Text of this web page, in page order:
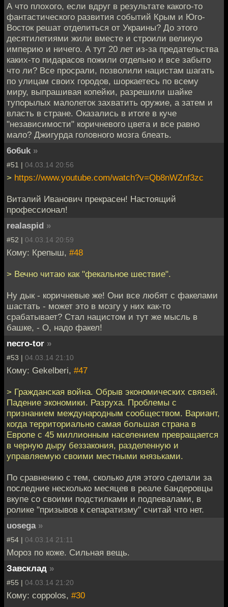
А что плохого, если вдруг в результате какого-то
фантастического развития событий Крым и Юго-
Восток решат отделиться от Украины? До этого
десятилетиями жили вместе и строили великую
империю и ничего. А тут 20 лет из-за предательства
каких-то пидарасов пожили отдельно и все забыто
что ли? Все просрали, позволили нацистам шагать
по улицам своих городов, шоркаетесь по всему
миру, выпрашивая копейки, разрешили шайке
тупорылых малолеток захватить оружие, а затем и
власть в стране. Оказались в итоге в куче
"независимости" коричневого цвета и все равно
мало? Джигурда головного мозга блеать.
6o6uk »
#51 | 04.03.14 20:56
> https://www.youtube.com/watch?v=Qb8nWZnf3zc
Виталий Иванович прекрасен! Настоящий
профессионал!
realaspid »
#52 | 04.03.14 20:59
Кому: Крепыш, #48
> Вечно читаю как "фекальное шествие".
Ну дык - коричневые же! Они все любят с факелами
шастать - может это в мозгу у них как-то
срабатывает? Стал нацистом и тут же мысль в
башке, - О, надо факел!
necro-tor »
#53 | 04.03.14 21:10
Кому: Gekelberi, #47
> Гражданская война. Обрыв экономических связей.
Падение экономики. Разруха. Проблемы с
признанием международным сообществом. Вариант,
когда территориально самая большая страна в
Европе с 45 миллионным населением превращается
в черную дыру беззакония, разделенную и
управляемую своими местными князьками.
По сравнению с тем, сколько для этого сделали за
последние несколько месяцев в реале бандеровцы
вкупе со своими подстилками и подпевалами, в
ролике "призывов к сепаратизму" считай что нет.
uosega »
#54 | 04.03.14 21:11
Мороз по коже. Сильная вещь.
Завсклад »
#55 | 04.03.14 21:20
Кому: coppolos, #30